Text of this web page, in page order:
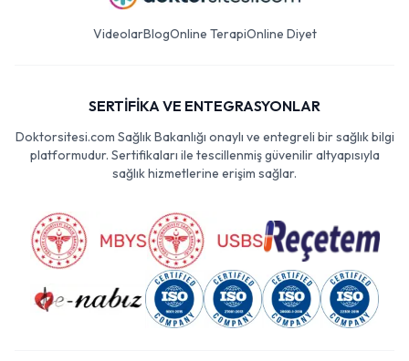
VideolarBlogOnline TerapiOnline Diyet
SERTİFİKA VE ENTEGRASYONLAR
Doktorsitesi.com Sağlık Bakanlığı onaylı ve entegreli bir sağlık bilgi
platformudur. Sertifikaları ile tescillenmiş güvenilir altyapısıyla
sağlık hizmetlerine erişim sağlar.